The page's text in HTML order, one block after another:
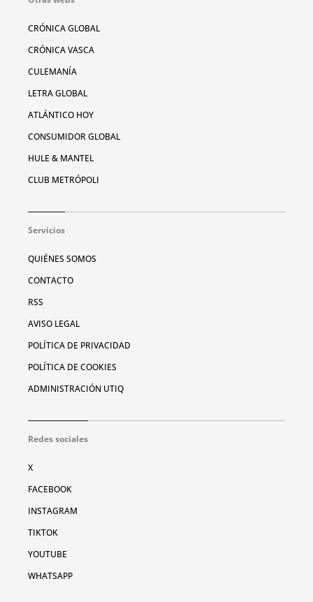
CRÓNICA GLOBAL
CRÓNICA VASCA
CULEMANÍA
LETRA GLOBAL
ATLÁNTICO HOY
CONSUMIDOR GLOBAL
HULE & MANTEL
CLUB METRÓPOLI
Servicios
QUIÉNES SOMOS
CONTACTO
RSS
AVISO LEGAL
POLÍTICA DE PRIVACIDAD
POLÍTICA DE COOKIES
ADMINISTRACIÓN UTIQ
Redes sociales
X
FACEBOOK
INSTAGRAM
TIKTOK
YOUTUBE
WHATSAPP